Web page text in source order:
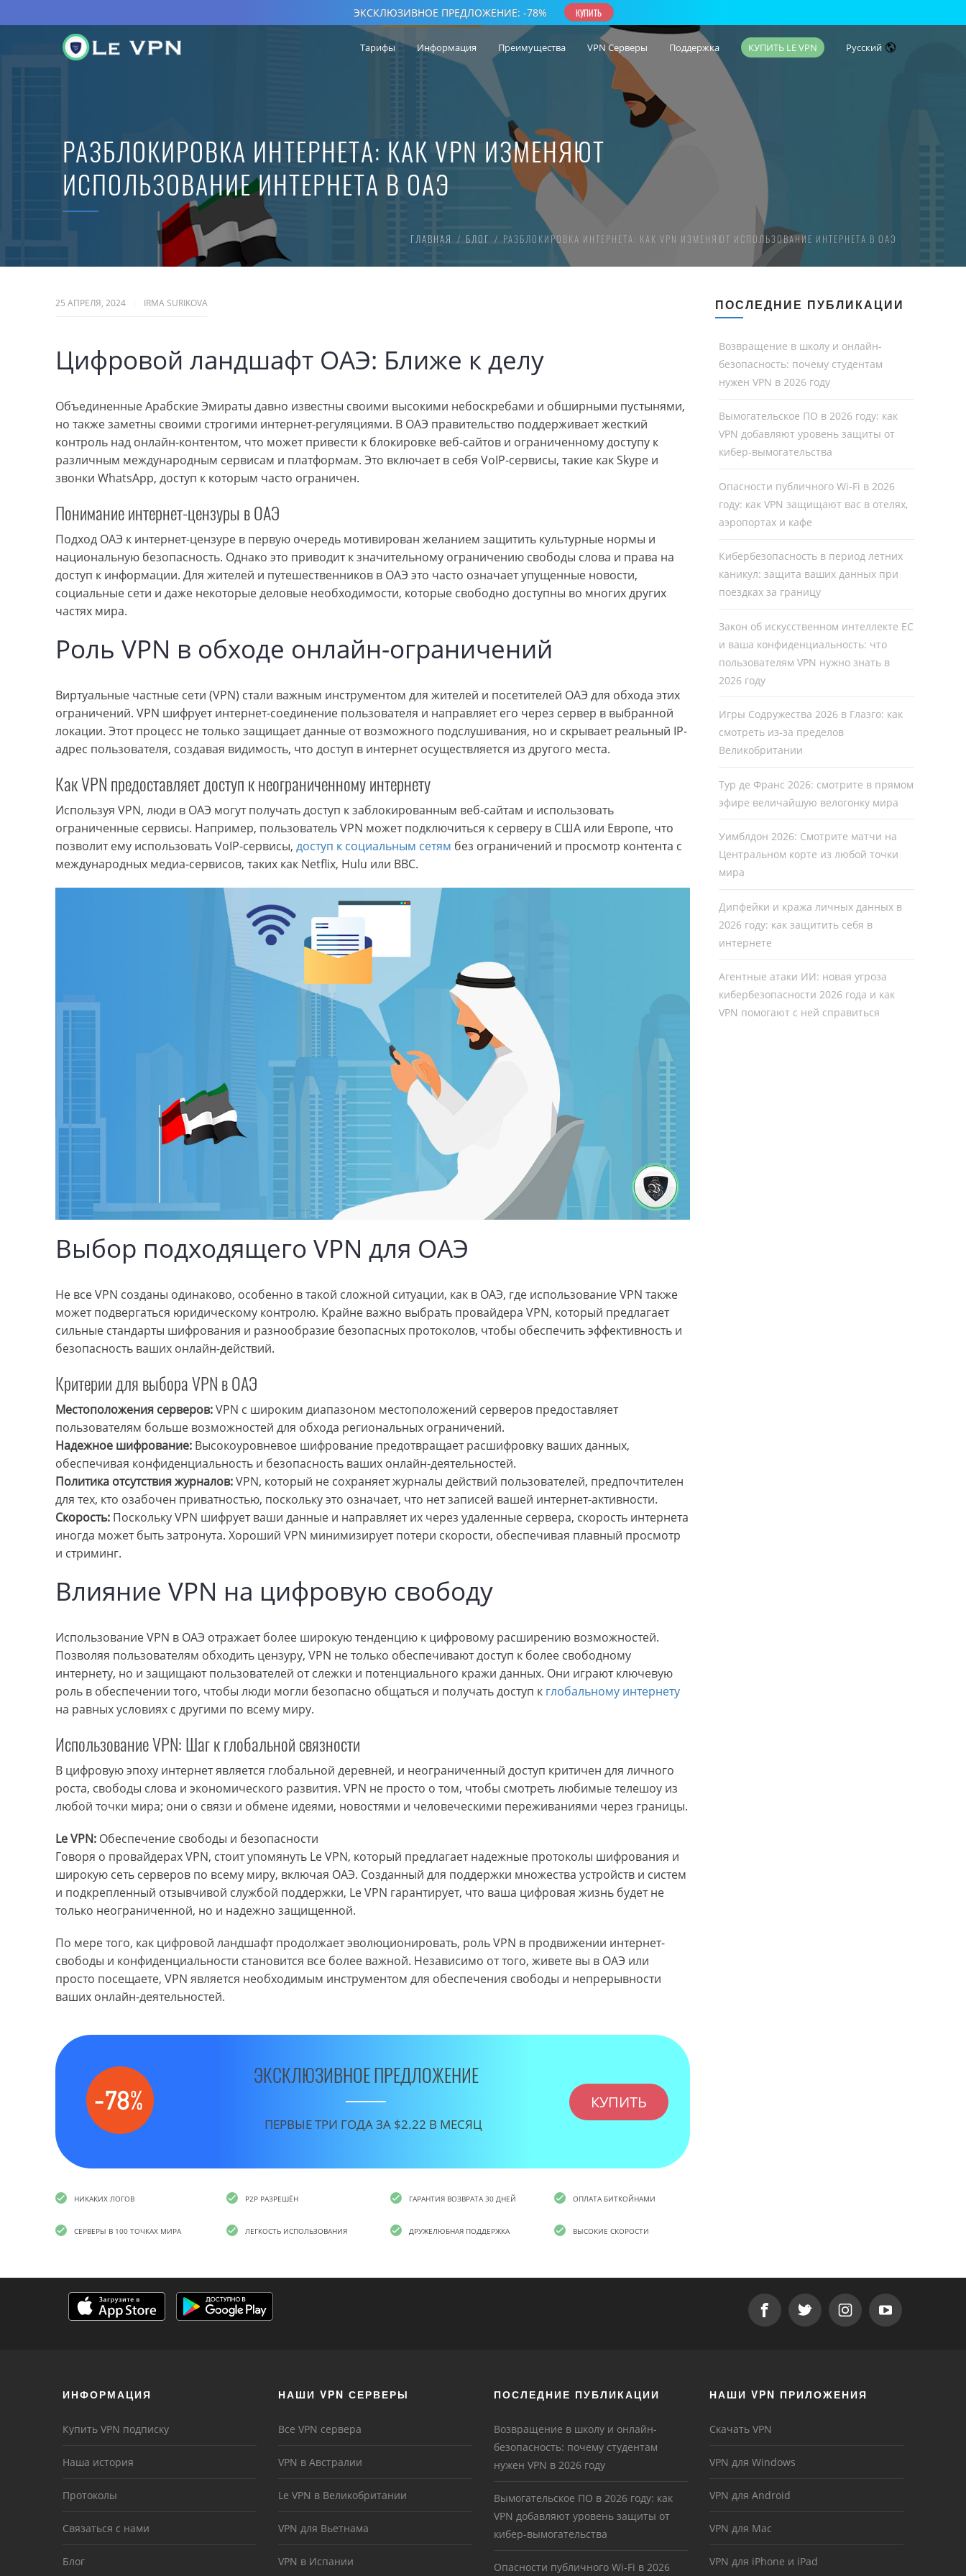
Тарифы Информация Преимущества VPN Серверы Поддержка КУПИТЬ LE VPN Русский
РАЗБЛОКИРОВКА ИНТЕРНЕТА: КАК VPN ИЗМЕНЯЮТ
ИСПОЛЬЗОВАНИЕ ИНТЕРНЕТА В ОАЭ
ГЛАВНАЯ БЛОГ РАЗБЛОКИРОВКА ИНТЕРНЕТА: КАК VPN ИЗМЕНЯЮТ ИСПОЛЬЗОВАНИЕ ИНТЕРНЕТА В ОАЭ
25 АПРЕЛЯ, 2024 IRMA SURIKOVA
Цифровой ландшафт ОАЭ: Ближе к делу
Объединенные Арабские Эмираты давно известны своими высокими небоскребами и обширными пустынями,
но также заметны своими строгими интернет-регуляциями. В ОАЭ правительство поддерживает жесткий
контроль над онлайн-контентом, что может привести к блокировке веб-сайтов и ограниченному доступу к
различным международным сервисам и платформам. Это включает в себя VoIP-сервисы, такие как Skype и
звонки WhatsApp, доступ к которым часто ограничен.
Понимание интернет-цензуры в ОАЭ
Подход ОАЭ к интернет-цензуре в первую очередь мотивирован желанием защитить культурные нормы и
национальную безопасность. Однако это приводит к значительному ограничению свободы слова и права на
доступ к информации. Для жителей и путешественников в ОАЭ это часто означает упущенные новости,
социальные сети и даже некоторые деловые необходимости, которые свободно доступны во многих других
частях мира.
Роль VPN в обходе онлайн-ограничений
Виртуальные частные сети (VPN) стали важным инструментом для жителей и посетителей ОАЭ для обхода этих
ограничений. VPN шифрует интернет-соединение пользователя и направляет его через сервер в выбранной
локации. Этот процесс не только защищает данные от возможного подслушивания, но и скрывает реальный IP-
адрес пользователя, создавая видимость, что доступ в интернет осуществляется из другого места.
Как VPN предоставляет доступ к неограниченному интернету
Используя VPN, люди в ОАЭ могут получать доступ к заблокированным веб-сайтам и использовать
ограниченные сервисы. Например, пользователь VPN может подключиться к серверу в США или Европе, что
позволит ему использовать VoIP-сервисы, доступ к социальным сетям без ограничений и просмотр контента с
международных медиа-сервисов, таких как Netflix, Hulu или BBC.
Выбор подходящего VPN для ОАЭ
Не все VPN созданы одинаково, особенно в такой сложной ситуации, как в ОАЭ, где использование VPN также
может подвергаться юридическому контролю. Крайне важно выбрать провайдера VPN, который предлагает
сильные стандарты шифрования и разнообразие безопасных протоколов, чтобы обеспечить эффективность и
безопасность ваших онлайн-действий.
Критерии для выбора VPN в ОАЭ
Местоположения серверов:VPN с широким диапазоном местоположений серверов предоставляет
пользователям больше возможностей для обхода региональных ограничений.
Надежное шифрование: Высокоуровневое шифрование предотвращает расшифровку ваших данных,
обеспечивая конфиденциальность и безопасность ваших онлайн-деятельностей.
Политика отсутствия журналов:VPN, который не сохраняет журналы действий пользователей, предпочтителен
для тех, кто озабочен приватностью, поскольку это означает, что нет записей вашей интернет-активности.
Скорость: Поскольку VPN шифрует ваши данные и направляет их через удаленные сервера, скорость интернета
иногда может быть затронута. Хороший VPN минимизирует потери скорости, обеспечивая плавный просмотр
и стриминг.
Влияние VPN на цифровую свободу
Использование VPN в ОАЭ отражает более широкую тенденцию к цифровому расширению возможностей.
Позволяя пользователям обходить цензуру, VPN не только обеспечивают доступ к более свободному
интернету, но и защищают пользователей от слежки и потенциального кражи данных. Они играют ключевую
роль в обеспечении того, чтобы люди могли безопасно общаться и получать доступ к глобальному интернету
на равных условиях с другими по всему миру.
Использование VPN: Шаг к глобальной связности
В цифровую эпоху интернет является глобальной деревней, и неограниченный доступ критичен для личного
роста, свободы слова и экономического развития. VPN не просто о том, чтобы смотреть любимые телешоу из
любой точки мира; они о связи и обмене идеями, новостями и человеческими переживаниями через границы.
Le VPN: Обеспечение свободы и безопасности
Говоря о провайдерах VPN, стоит упомянуть Le VPN, который предлагает надежные протоколы шифрования и
широкую сеть серверов по всему миру, включая ОАЭ. Созданный для поддержки множества устройств и систем
и подкрепленный отзывчивой службой поддержки, Le VPN гарантирует, что ваша цифровая жизнь будет не
только неограниченной, но и надежно защищенной.
По мере того, как цифровой ландшафт продолжает эволюционировать, роль VPN в продвижении интернет-
свободы и конфиденциальности становится все более важной. Независимо от того, живете вы в ОАЭ или
просто посещаете, VPN является необходимым инструментом для обеспечения свободы и непрерывности
ваших онлайн-деятельностей.
ЭКСКЛЮЗИВНОЕ ПРЕДЛОЖЕНИЕ
ПЕРВЫЕ ТРИ ГОДА ЗА $2.22 В МЕСЯЦ
КУПИТЬ
НИКАКИХ ЛОГОВ
СЕРВЕРЫ В 100 ТОЧКАХ МИРА
P2P РАЗРЕШЁН
ЛЕГКОСТЬ ИСПОЛЬЗОВАНИЯ
ГАРАНТИЯ ВОЗВРАТА 30 ДНЕЙ
ДРУЖЕЛЮБНАЯ ПОДДЕРЖКА
ОПЛАТА БИТКОЙНАМИ
ВЫСОКИЕ СКОРОСТИ
ПОСЛЕДНИЕ ПУБЛИКАЦИИ
Возвращение в школу и онлайн-
безопасность: почему студентам
нужен VPN в 2026 году
Вымогательское ПО в 2026 году: как
VPN добавляют уровень защиты от
кибер-вымогательства
Опасности публичного Wi-Fi в 2026
году: как VPN защищают вас в отелях,
аэропортах и кафе
Кибербезопасность в период летних
каникул: защита ваших данных при
поездках за границу
Закон об искусственном интеллекте ЕС
и ваша конфиденциальность: что
пользователям VPN нужно знать в
2026 году
Игры Содружества 2026 в Глазго: как
смотреть из-за пределов
Великобритании
Тур де Франс 2026: смотрите в прямом
эфире величайшую велогонку мира
Уимблдон 2026: Смотрите матчи на
Центральном корте из любой точки
мира
Дипфейки и кража личных данных в
2026 году: как защитить себя в
интернете
Агентные атаки ИИ: новая угроза
кибербезопасности 2026 года и как
VPN помогают с ней справиться
ИНФОРМАЦИЯ
Купить VPN подписку
Наша история
Протоколы
Связаться с нами
Блог
НАШИ VPN СЕРВЕРЫ
Все VPN сервера
VPN в Австралии
Le VPN в Великобритании
VPN для Вьетнама
VPN в Испании
ПОСЛЕДНИЕ ПУБЛИКАЦИИ
Возвращение в школу и онлайн-
безопасность: почему студентам
нужен VPN в 2026 году
Вымогательское ПО в 2026 году: как
VPN добавляют уровень защиты от
кибер-вымогательства
Опасности публичного Wi-Fi в 2026
НАШИ VPN ПРИЛОЖЕНИЯ
Скачать VPN
VPN для Windows
VPN для Android
VPN для Mac
VPN для iPhone и iPad